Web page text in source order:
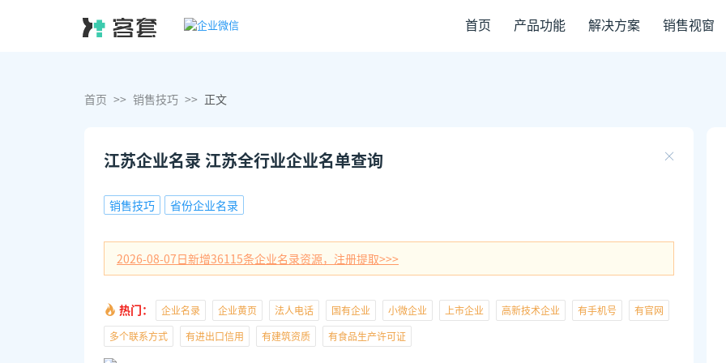
首页 产品功能 解决方案 销售视窗
首页 >> 销售技巧 >> 正文
江苏企业名录 江苏全行业企业名单查询
销售技巧 省份企业名录
2026-08-07日新增36115条企业名录资源，注册提取>>>
热门： 企业名录 企业黄页 法人电话 国有企业 小微企业 上市企业 高新技术企业 有手机号
有官网
多个联系方式
有进出口信用 有建筑资质 有食品生产许可证